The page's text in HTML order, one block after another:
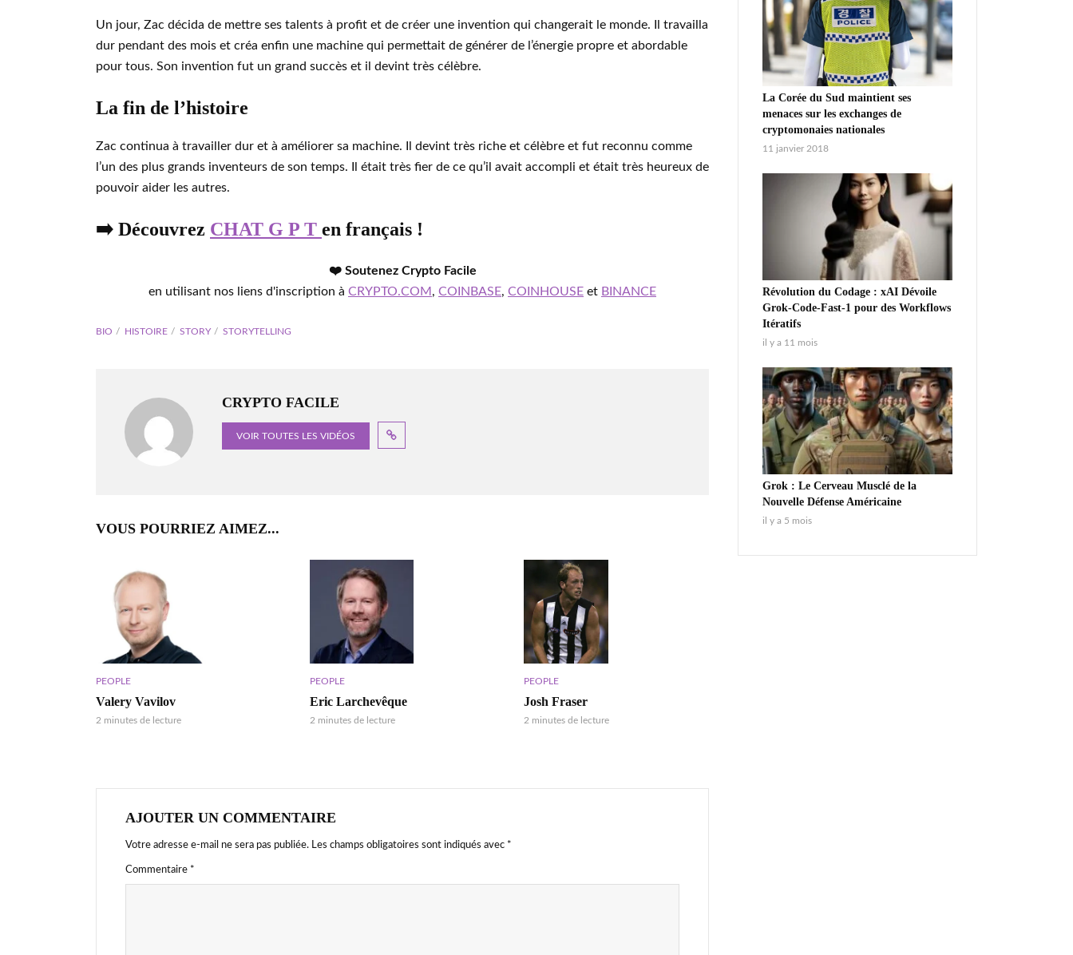
Un jour, Zac décida de mettre ses talents à profit et de créer une invention qui changerait le monde. Il travailla
dur pendant des mois et créa enfin une machine qui permettait de générer de l’énergie propre et abordable
pour tous. Son invention fut un grand succès et il devint très célèbre.
La fin de l’histoire
Zac continua à travailler dur et à améliorer sa machine. Il devint très riche et célèbre et fut reconnu comme
l’un des plus grands inventeurs de son temps. Il était très fier de ce qu’il avait accompli et était très heureux de
pouvoir aider les autres.
➡️ Découvrez CHAT G P T en français !
❤️ Soutenez Crypto Facile
en utilisant nos liens d'inscription à CRYPTO.COM , COINBASE, COINHOUSE et BINANCE
BIO HISTOIRE STORY STORYTELLING
CRYPTO FACILE
VOIR TOUTES LES VIDÉOS
VOUS POURRIEZ AIMEZ...
PEOPLE
Valery Vavilov
2 minutes de lecture
PEOPLE
Eric Larchevêque
2 minutes de lecture
PEOPLE
Josh Fraser
2 minutes de lecture
AJOUTER UN COMMENTAIRE
Votre adresse e-mail ne sera pas publiée. Les champs obligatoires sont indiqués avec *
Commentaire *
La Corée du Sud maintient ses
menaces sur les exchanges de
cryptomonaies nationales
11 janvier 2018
Révolution du Codage : xAI Dévoile
Grok-Code-Fast-1 pour des Workflows
Itératifs
il y a 11 mois
Grok : Le Cerveau Musclé de la
Nouvelle Défense Américaine
il y a 5 mois